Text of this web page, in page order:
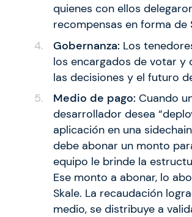
quienes con ellos
recompensas en forma de
Gobernanza: Los
los encargados de votar y
las decisiones y el futuro
Medio de pago: Cuando
desarrollador desea
aplicación en una
debe abonar un monto
equipo le brinde la
Ese monto a abonar, lo
Skale. La recaudación
medio, se distribuye a